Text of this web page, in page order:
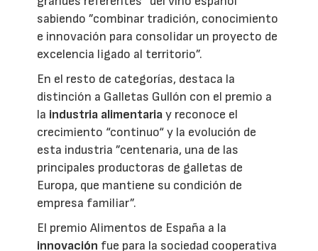
sabiendo ”combinar tradición, conocimiento
e innovación para consolidar un proyecto de
excelencia ligado al territorio”.
En el resto de categorías, destaca la
distinción a Galletas Gullón con el premio a
la industria alimentariay reconoce el
crecimiento “continuo“ y la evolución de
esta industria ”centenaria, una de las
principales productoras de galletas de
Europa, que mantiene su condición de
empresa familiar”.
El premio Alimentos de España a la
innovación fue para la sociedad cooperativa